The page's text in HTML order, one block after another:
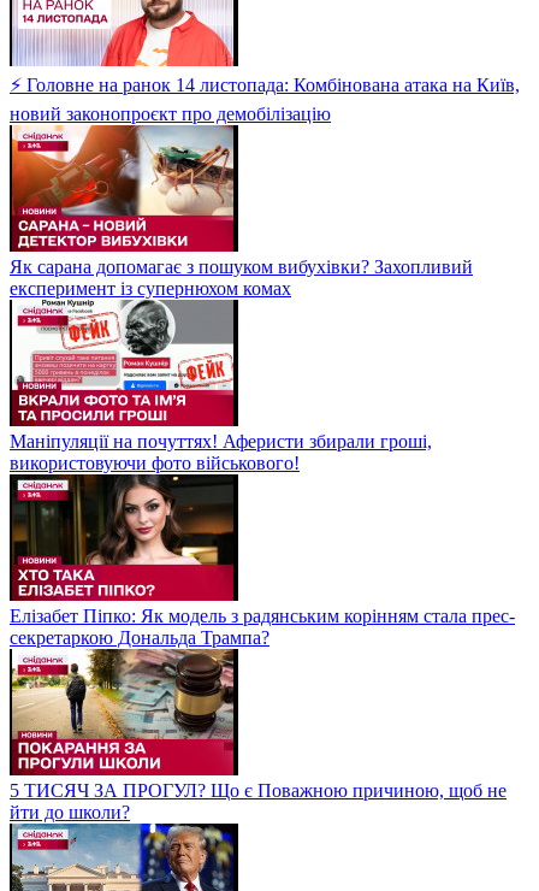
⚡ Головне на ранок 14 листопада: Комбінована атака на Київ,
новий законопроєкт про демобілізацію
Як сарана допомагає з пошуком вибухівки? Захопливий
експеримент із супернюхом комах
Маніпуляції на почуттях! Аферисти збирали гроші,
використовуючи фото військового!
Елізабет Піпко: Як модель з радянським корінням стала прес-
секретаркою Дональда Трампа?
5 ТИСЯЧ ЗА ПРОГУЛ? Що є Поважною причиною, щоб не
йти до школи?